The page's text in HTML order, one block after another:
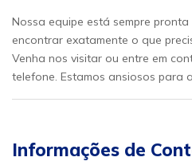
Nossa equipe está sempre
encontrar exatamente o que
Venha nos visitar ou entre em
telefone. Estamos ansiosos para
Informações de